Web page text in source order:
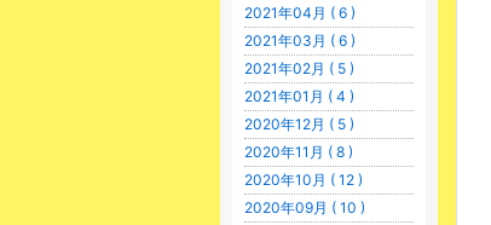
2021年04月 ( 6 )
2021年03月 ( 6 )
2021年02月 ( 5 )
2021年01月 ( 4 )
2020年12月 ( 5 )
2020年11月 ( 8 )
2020年10月 ( 12 )
2020年09月 ( 10 )